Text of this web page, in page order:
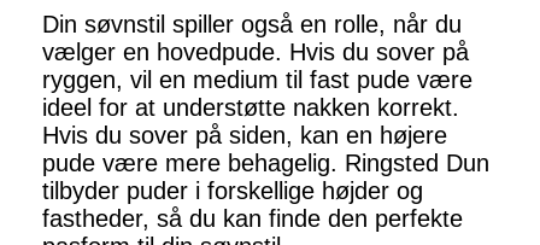
Din søvnstil spiller også en rolle, når du
vælger en hovedpude. Hvis du sover på
ryggen, vil en medium til fast pude være
ideel for at understøtte nakken korrekt.
Hvis du sover på siden, kan en højere
pude være mere behagelig. Ringsted Dun
tilbyder puder i forskellige højder og
fastheder, så du kan finde den perfekte